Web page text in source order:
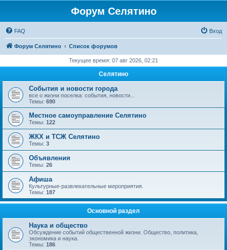
Форум Селятино
FAQ Вход
Форум Селятино Список форумов
Текущее время: 07 авг 2026, 02:21
Селятино
События и новости города
все о жизни поселка: события, новости...
Темы: 690
Местное самоуправление Селятино
Темы: 122
ЖКХ и ТСЖ Селятино
Темы: 3
Объявления
Темы: 26
Афиша
Культурные-развлекательные мероприятия.
Темы: 187
Основной раздел
Наука и общество
Обсуждение событий общественной жизни. Общество, политика,
экономика и наука.
Темы: 186